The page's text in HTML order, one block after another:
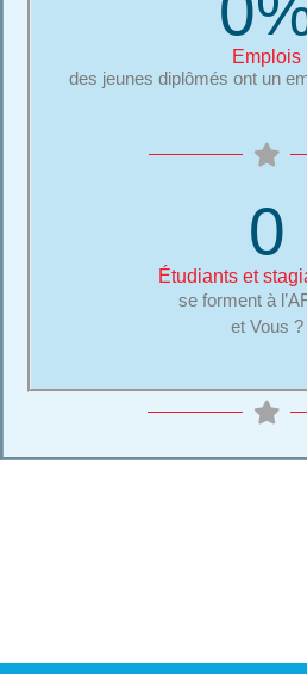
Emplois
des jeunes diplômés ont un
Étudiants et
0
se forment à
et Vous ?